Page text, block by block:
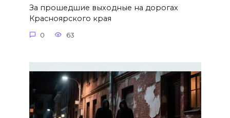
За прошедшие выходные на дорогах
Красноярского края
0 63